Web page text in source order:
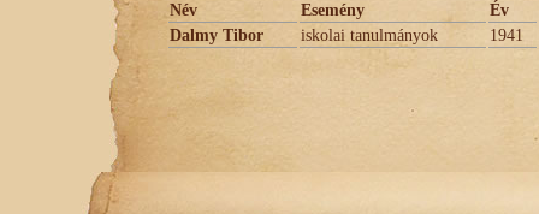
Név Esemény
Év
Dalmy Tibor
iskolai tanulmányok 1941